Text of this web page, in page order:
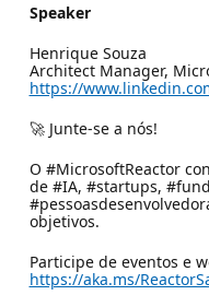
Speaker
Henrique Souza
Architect Manager,
https://
🚀 Junte-se a nós!
O #MicrosoftReactor
de #IA, #startups,
objetivos.
Participe de eventos e
https://aka.ms/